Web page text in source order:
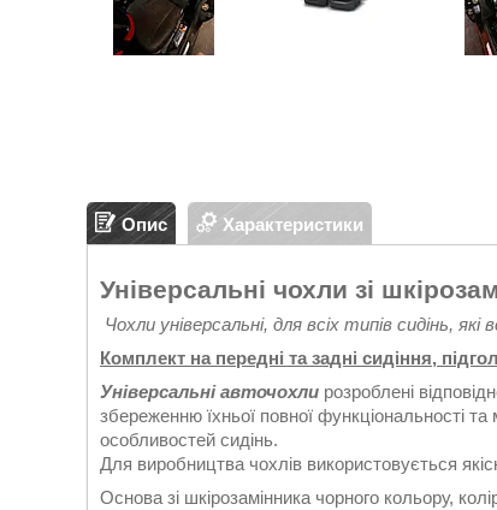
Опис Характеристики
Універсальні чохли зі
Чохли універсальні, для всіх типів сидінь,
Комплект на передні та задні сидіння,
Універсальні авточохли розроблені
збереженню їхньої повної функціональності
особливостей сидінь.
Для виробництва чохлів використовується
Основа зі шкірозамінника чорного кольору,